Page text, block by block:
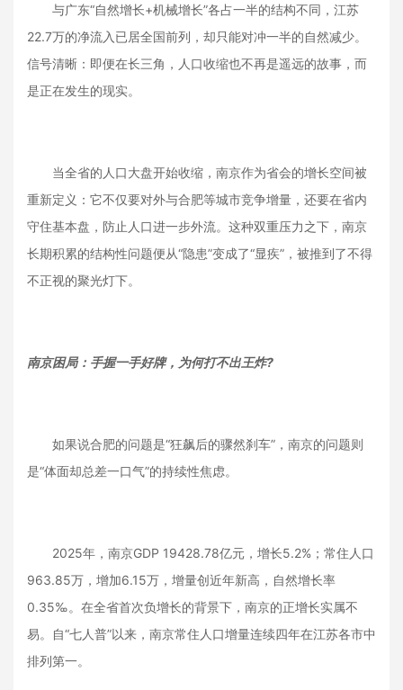
与广东“自然增长+机械增长”各占一半的结构不同，江苏
22.7万的净流入已居全国前列，却只能对冲一半的自然减少。
信号清晰：即便在长三角，人口收缩也不再是遥远的故事，而
是正在发生的现实。
当全省的人口大盘开始收缩，南京作为省会的增长空间被
重新定义：它不仅要对外与合肥等城市竞争增量，还要在省内
守住基本盘，防止人口进一步外流。这种双重压力之下，南京
长期积累的结构性问题便从“隐患”变成了“显疾”，被推到了不得
不正视的聚光灯下。
南京困局：手握一手好牌，为何打不出王炸?
如果说合肥的问题是“狂飙后的骤然刹车”，南京的问题则
是“体面却总差一口气”的持续性焦虑。
2025年，南京GDP 19428.78亿元，增长5.2%；常住人口
963.85万，增加6.15万，增量创近年新高，自然增长率
0.35‰。在全省首次负增长的背景下，南京的正增长实属不
易。自“七人普”以来，南京常住人口增量连续四年在江苏各市中
排列第一。